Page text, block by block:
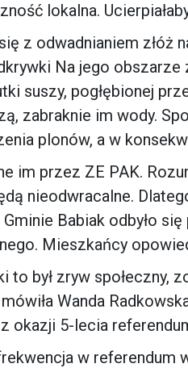
lokalna.
z odwadnianiem złóż
Na jego
suszy, pogłębionej
zabraknie im wody.
plonów, a w
im przez ZE PAK.
nieodwracalne.
Babiak odbyło
Mieszkańcy
był zryw społeczny,
Wanda
okazji 5-lecia
w referendum